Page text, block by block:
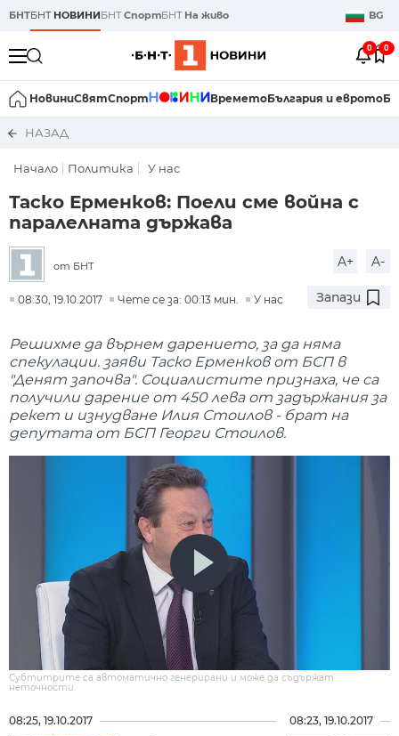
БНТБНТ НОВИНИБНТСпортБНТ На живо BG
0 0
НовиниСвятСпорт ВреметоБългария и еврото
НАЗАД
Начало Политика У нас
Таско Ерменков: Поели сме война с
паралелната държава
от БНТ A+ A-
08:30, 19.10.2017 Чете се за: 00:13 мин. У нас Запази
Решихме да върнем дарението, за да няма
спекулации. заяви Таско Ерменков от БСП в
"Денят започва". Социалистите признаха, че са
получили дарение от 450 лева от задържания за
рекет и изнудване Илия Стоилов - брат на
депутата от БСП Георги Стоилов.
Субтитрите са автоматично генерирани и може да съдържат
неточности.
08:25, 19.10.2017 08:23, 19.10.2017